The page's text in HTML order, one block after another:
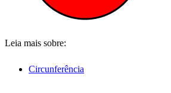
Leia mais sobre:
Circunferência